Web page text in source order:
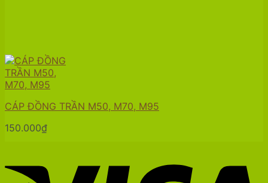
CÁP ĐỒNG TRẦN M50, M70, M95
150.000₫